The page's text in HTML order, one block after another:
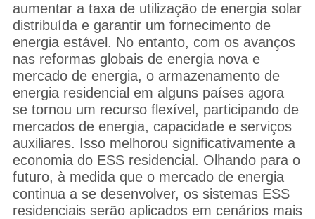
aumentar a taxa de utilização de energia solar
distribuída e garantir um fornecimento de
energia estável. No entanto, com os avanços
nas reformas globais de energia nova e
mercado de energia, o armazenamento de
energia residencial em alguns países agora
se tornou um recurso flexível, participando de
mercados de energia, capacidade e serviços
auxiliares. Isso melhorou significativamente a
economia do ESS residencial. Olhando para o
futuro, à medida que o mercado de energia
continua a se desenvolver, os sistemas ESS
residenciais serão aplicados em cenários mais